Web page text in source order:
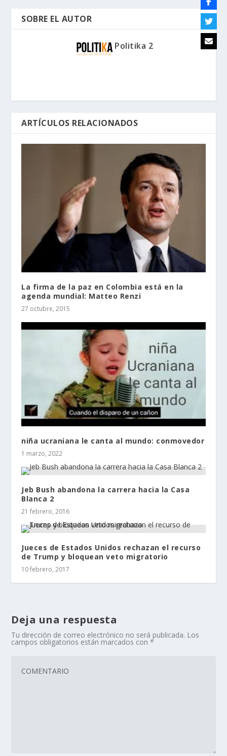
SOBRE EL AUTOR
Politika 2
ARTÍCULOS RELACIONADOS
La firma de la paz en Colombia está en la
agenda mundial: Matteo Renzi
27 octubre, 2015
niña ucraniana le canta al mundo: conmovedor
1 marzo, 2022
Jeb Bush abandona la carrera hacia la Casa
Blanca 2
21 febrero, 2016
Jueces de Estados Unidos rechazan el recurso
de Trump y bloquean veto migratorio
10 febrero, 2017
Deja una respuesta
Tu dirección de correo electrónico no será publicada. Los
campos obligatorios están marcados con*